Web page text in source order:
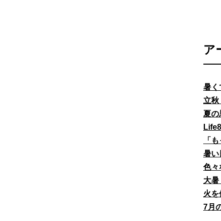
ア
暑く
立
夏の
「
暑い
色々
大
火を
7月